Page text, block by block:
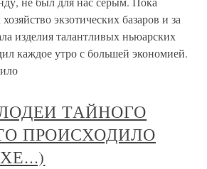
экзотических базаров и за
изделия талантливых ньюарских
каждое утро с большей экономией.
ТАЙНОГО
ПРОИСХОДИЛО